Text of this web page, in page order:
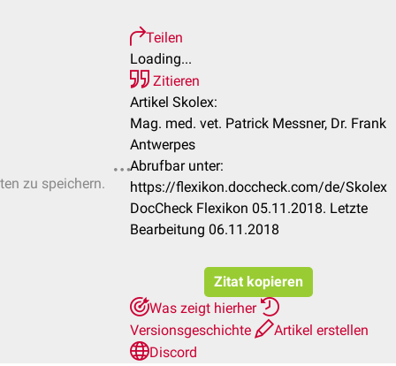
zu speichern.
Teilen
Loading...
Zitieren
Artikel Skolex:
Mag. med. vet. Patrick Messner, Dr. Frank
Antwerpes
Abrufbar unter:
https://flexikon.doccheck.com/de/Skolex
DocCheck Flexikon 05.11.2018. Letzte
Bearbeitung 06.11.2018
Zitat kopieren
Was zeigt hierher
Versionsgeschichte
Artikel erstellen
Discord